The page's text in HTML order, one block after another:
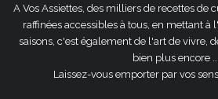
A Vos Assiettes, des milliers de recettes de
raffinées accessibles à tous, en mettant
saisons, c'est également de l'art de vivre,
bien plus encore ...
Laissez-vous emporter par vos